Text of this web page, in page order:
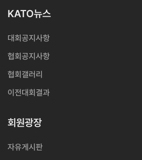
KATO뉴스
대회공지사항
협회공지사항
협회갤러리
이전대회결과
회원광장
자유게시판